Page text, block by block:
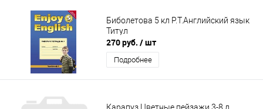
Биболетова 5 кл Р.Т.Английский язык
Титул
270 руб. / шт
Подробнее
Карапуз Цветные пейзажи 3-8 л